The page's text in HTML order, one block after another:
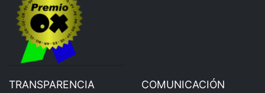
TRANSPARENCIA
COMUNICACIÓN